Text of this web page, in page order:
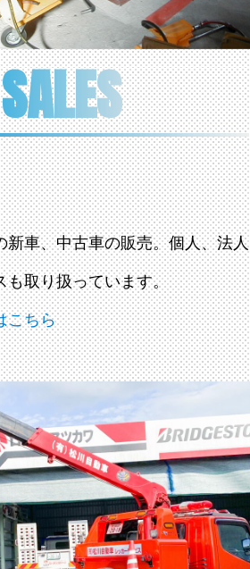
新車、中古車の販売。個人、法人
も取り扱っています。
こちら